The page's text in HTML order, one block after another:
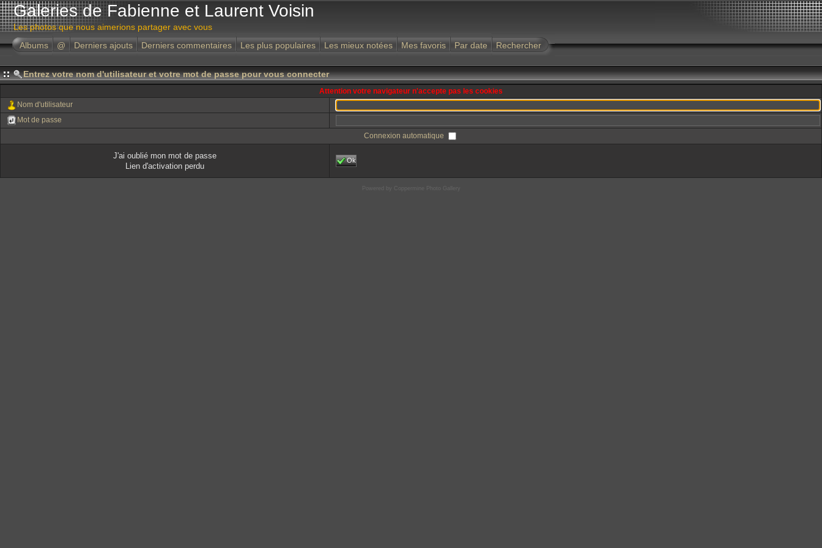
Galeries de Fabienne et Laurent Voisin
Les photos que nous aimerions partager avec vous
Albums
@ Derniers ajouts Derniers commentaires Les plus populaires Les mieux notées Mes favoris Par date Rechercher
Entrez votre nom d'utilisateur et votre mot de passe pour vous connecter
Attention votre navigateur n'accepte pas les cookies
Nom d'utilisateur
Mot de passe
Connexion automatique
J'ai oublié mon mot de passe
Lien d'activation perdu
Ok